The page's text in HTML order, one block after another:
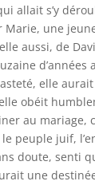
allait s’y
Marie, une
aussi, de
d’années
elle
obéit
au mariage,
peuple juif,
doute, senti
une